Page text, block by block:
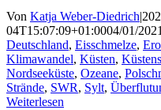
Von Katja Weber-Diedrich|
04T15:07:09+01:0004/01/2021
Deutschland, Eisschmelze,
Klimawandel, Küsten,
Nordseeküste, Ozeane,
Strände, SWR, Sylt,
Weiterlesen